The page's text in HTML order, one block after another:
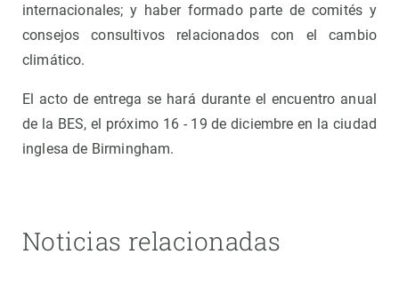
internacionales; y haber formado parte de comités y
consejos consultivos relacionados con el cambio
climático.
El acto de entrega se hará durante el encuentro anual
de la BES, el próximo 16 - 19 de diciembre en la ciudad
inglesa de Birmingham.
Noticias relacionadas